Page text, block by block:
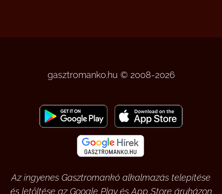
gasztromanko.hu © 2008-2026
Az ingyenes Gasztromankó alkalmazás telepítése
és letöltése az Google Play és App Store áruházon